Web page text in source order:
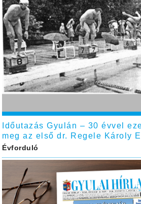
Időutazás Gyulán – 30 évvel
meg az első dr. Regele Károly
Évforduló